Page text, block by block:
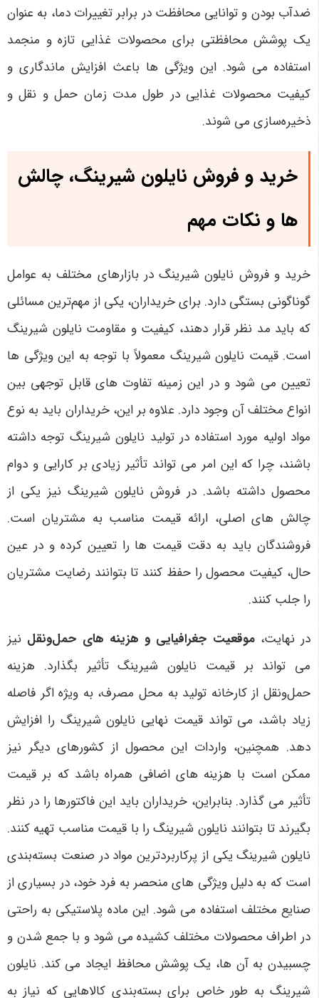
ضدآب بودن و توانایی محافظت در برابر تغییرات دما، به عنوان
یک پوشش محافظتی برای محصولات غذایی تازه و منجمد
استفاده می شود. این ویژگی ها باعث افزایش ماندگاری و
کیفیت محصولات غذایی در طول مدت زمان حمل و نقل و
ذخیره‌سازی می شوند.
خرید و فروش نایلون شیرینگ، چالش
ها و نکات مهم
خرید و فروش نایلون شیرینگ در بازارهای مختلف به عوامل
گوناگونی بستگی دارد. برای خریداران، یکی از مهم‌ترین مسائلی
که باید مد نظر قرار دهند، کیفیت و مقاومت نایلون شیرینگ
است. قیمت نایلون شیرینگ معمولاً با توجه به این ویژگی ها
تعیین می شود و در این زمینه تفاوت های قابل توجهی بین
انواع مختلف آن وجود دارد. علاوه بر این، خریداران باید به نوع
مواد اولیه مورد استفاده در تولید نایلون شیرینگ توجه داشته
باشند، چرا که این امر می تواند تأثیر زیادی بر کارایی و دوام
محصول داشته باشد. در فروش نایلون شیرینگ نیز یکی از
چالش های اصلی، ارائه قیمت مناسب به مشتریان است.
فروشندگان باید به دقت قیمت ها را تعیین کرده و در عین
حال، کیفیت محصول را حفظ کنند تا بتوانند رضایت مشتریان
را جلب کنند.
در نهایت،موقعیت جغرافیایی و هزینه های حمل‌ونقل نیز
می تواند بر قیمت نایلون شیرینگ تأثیر بگذارد. هزینه
حمل‌ونقل از کارخانه تولید به محل مصرف، به ویژه اگر فاصله
زیاد باشد، می تواند قیمت نهایی نایلون شیرینگ را افزایش
دهد. همچنین، واردات این محصول از کشورهای دیگر نیز
ممکن است با هزینه های اضافی همراه باشد که بر قیمت
تأثیر می گذارد. بنابراین، خریداران باید این فاکتورها را در نظر
بگیرند تا بتوانند نایلون شیرینگ را با قیمت مناسب تهیه کنند.
نایلون شیرینگ یکی از پرکاربردترین مواد در صنعت بسته‌بندی
است که به دلیل ویژگی های منحصر به فرد خود، در بسیاری از
صنایع مختلف استفاده می شود. این ماده پلاستیکی به راحتی
در اطراف محصولات مختلف کشیده می شود و با جمع شدن و
چسبیدن به آن ها، یک پوشش محافظ ایجاد می کند. نایلون
شیرینگ به طور خاص برای بسته‌بندی کالاهایی که نیاز به